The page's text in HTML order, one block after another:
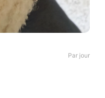
Par jour